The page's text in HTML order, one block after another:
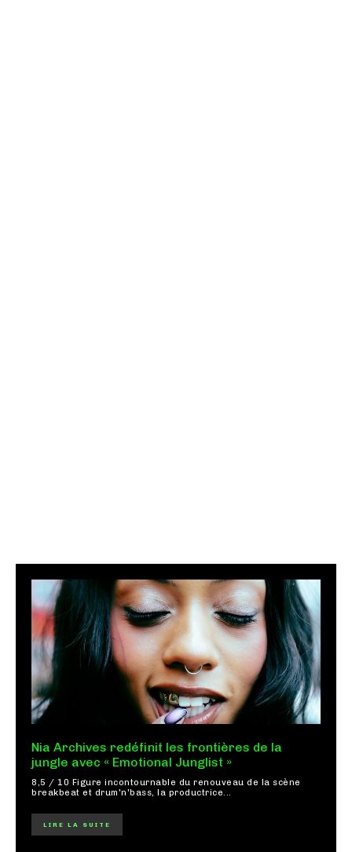
Nia Archives redéfinit les frontières de la
jungle avec « Emotional Junglist »
8,5 / 10 Figure incontournable du renouveau de la scène
breakbeat et drum'n'bass, la productrice...
LIRE LA SUITE